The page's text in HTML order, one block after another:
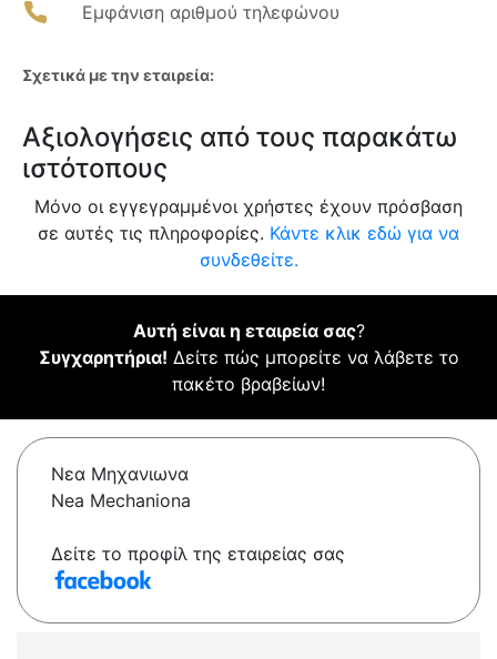
Εμφάνιση αριθμού τηλεφώνου
Σχετικά με την εταιρεία:
Αξιολογήσεις από τους παρακάτω
ιστότοπους
Μόνο οι εγγεγραμμένοι χρήστες έχουν πρόσβαση
σε αυτές τις πληροφορίες. Κάντε κλικ εδώ για να
συνδεθείτε.
Αυτή είναι η εταιρεία σας?
Συγχαρητήρια! Δείτε πώς μπορείτε να λάβετε το
πακέτο βραβείων!
Νεα Μηχανιωνα
Nea Mechaniona
Δείτε το προφίλ της εταιρείας σας